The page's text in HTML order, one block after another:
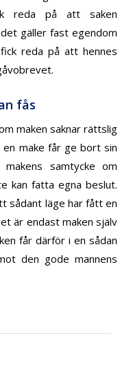
reda på att saken
gäller fast egendom
reda på att hennes
fås
maken saknar rättslig
en make får ge bort sin
samtycke om
kan fatta egna beslut.
sådant läge har fått en
är endast maken själv
får därför i en sådan
den gode mannens